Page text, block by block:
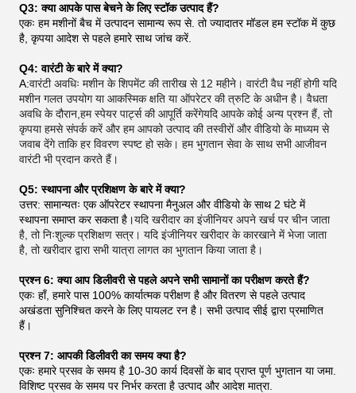
Q3: क्या आपके पास बेचने के लिए स्टॉक उत्पाद हैं?
एकः हम मशीनों बैच में उत्पादन सामान्य रूप से. तो ज्यादातर मॉडल हम स्टॉक में कुछ
है, कृपया आदेश से पहले हमारे साथ जांच करें.
Q4: वारंटी के बारे में क्या?
A:वारंटी अवधिः मशीन के शिपमेंट की तारीख से 12 महीने। वारंटी वैध नहीं होगी यदि
मशीन गलत उपयोग या आकस्मिक क्षति या ऑपरेटर की त्रुटि के अधीन है। वैधता
अवधि के दौरान,हम स्पेयर पार्ट्स की आपूर्ति करेंगेयदि आपके कोई अन्य प्रश्न हैं, तो
कृपया हमसे संपर्क करें और हम आपको उत्पाद की तस्वीरों और वीडियो के माध्यम से
जवाब देंगे ताकि हर विवरण स्पष्ट हो सके। हम भुगतान सेवा के साथ सभी आजीवन
वारंटी भी प्रदान करते हैं।
Q5: स्थापना और प्रशिक्षण के बारे में क्या?
उत्तर: सामान्यतः एक ऑपरेटर स्थापना मैनुअल और वीडियो के साथ 2 घंटे में
स्थापना समाप्त कर सकता है।यदि खरीदार का इंजीनियर अपने खर्च पर चीन जाता
है, तो निःशुल्क प्रशिक्षण सत्र। यदि इंजीनियर खरीदार के कारखाने में भेजा जाता
है, तो खरीदार द्वारा सभी यात्रा लागत का भुगतान किया जाता है।
प्रश्न 6: क्या आप डिलीवरी से पहले अपने सभी सामानों का परीक्षण करते हैं?
एकः हाँ, हमारे पास 100% कार्यात्मक परीक्षण है और वितरण से पहले उत्पाद
अखंडता सुनिश्चित करने के लिए पायलट रन है। सभी उत्पाद सीई द्वारा प्रमाणित
हैं।
प्रश्न 7: आपकी डिलीवरी का समय क्या है?
एकः हमारे प्रसव के समय है 10-30 कार्य दिवसों के बाद प्राप्त पूर्ण भुगतान या जमा.
विशिष्ट प्रसव के समय पर निर्भर करता है उत्पाद और आदेश मात्रा.